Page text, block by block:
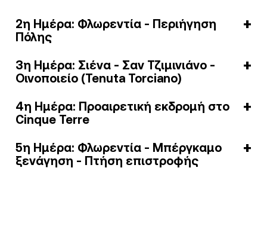
2η Ημέρα: Φλωρεντία - Περιήγηση
Πόλης
3η Ημέρα: Σιένα - Σαν Τζιμινιάνο -
Οινοποιείο (Tenuta Torciano)
4η Ημέρα: Προαιρετική εκδρομή στο
Cinque Terre
5η Ημέρα: Φλωρεντία - Μπέργκαμο
ξενάγηση - Πτήση επιστροφής